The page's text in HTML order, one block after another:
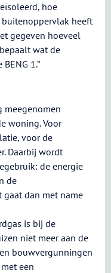
hoe
heeft
gegeven hoeveel
wat de
1.”
meegenomen
woning. Voor
voor de
Daarbij wordt
de energie
de
gaat dan met name
is bij de
niet meer aan de
bouwvergunningen
een